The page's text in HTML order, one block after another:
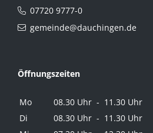
07720 9777-0
gemeinde@dauchingen.de
Öffnungszeiten
Mo
08.30 Uhr - 11.30 Uhr
Di
08.30 Uhr - 11.30 Uhr